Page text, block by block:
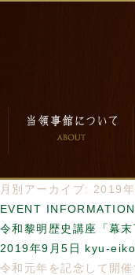
月別アーカイブ: 2019年
EVENT INFORMATION
令和黎明歴史講座「幕
2019年9月5日 kyu-
令和元年を記念して開催